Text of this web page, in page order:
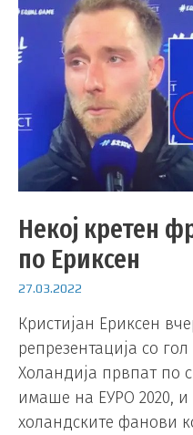
Некој кретен
по Ериксен
27.03.2022
Кристијан Ериксен
репрезентација со
Холандија првпат по
имаше на ЕУРО 2020,
холандските фанови